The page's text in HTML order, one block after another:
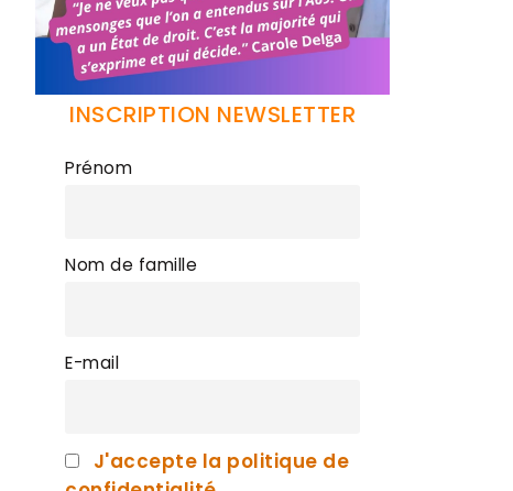
INSCRIPTION NEWSLETTER
Prénom
Nom de famille
E-mail
J'accepte la politique de